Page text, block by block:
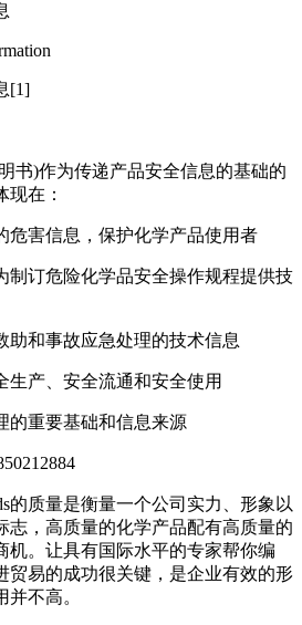
[1]
)作为传递产品安全信息的基础的
在：
害信息，保护化学产品使用者
订危险化学品安全操作规程提供技
和事故应急处理的技术信息
产、安全流通和安全使用
重要基础和信息来源
质量是衡量一个公司实力、形象以
志，高质量的化学产品配有高质量的
机。让具有国际水平的专家帮你编
贸易的成功很关键，是企业有效的形
不高。